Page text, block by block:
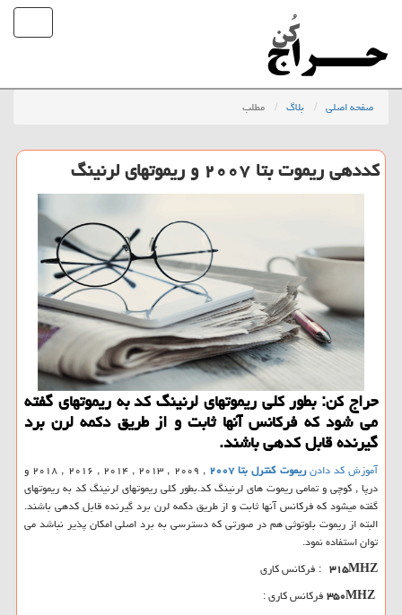
صفحه اصلی بلاگ مطلب
كددهی ریموت بتا ۲۰۰۷ و ریموتهای لرنینگ
حراج كن: بطور كلی ریموتهای لرنینگ كد به ریموتهای گفته
می شود كه فركانس آنها ثابت و از طریق دكمه لرن برد
گیرنده قابل كدهی باشند.
آموزش کد دادنریموت کنترل بتا۲۰۰۷
, ۲۰۰۹ , ۲۰۱۳ , ۲۰۱۴ , ۲۰۱۶ , ۲۰۱۸ و
درپا , کوچی و تمامی ریموت های لرنینگ کد.بطور کلی ریموتهای لرنینگ کد به ریموتهای
گفته میشود که فرکانس آنها ثابت و از طریق دکمه لرن برد گیرنده قابل کدهی باشند.
البته از ریموت بلوتوثی هم در صورتی که دسترسی به برد اصلی امکان پذیر نباشد می
توان استفاده نمود.
۳۱۵MHZ : فرکانس کاری
۳۵۰MHZفرکانس کاری :